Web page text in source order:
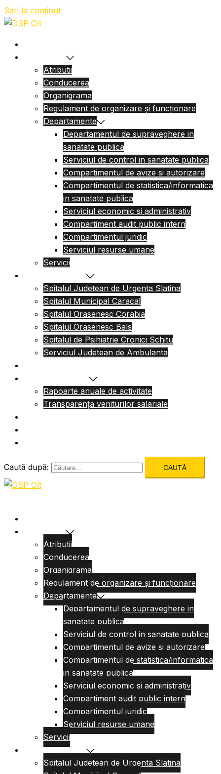
Sari la conținut
Atributii
Conducerea
Organigrama
Regulament de organizare și funcționare
Departamente
Departamentul de supraveghere in
sanatate publica
Serviciul de control in sanatate publica
Compartimentul de avize si autorizare
Compartimentul de statistica/informatica
in sanatate publica
Serviciul economic si administrativ
Compartiment audit public intern
Compartimentul juridic
Serviciul resurse umane
Servicii
Spitalul Judetean de Urgenta Slatina
Spitalul Municipal Caracal
Spitalul Orasenesc Corabia
Spitalul Orasenesc Bals
Spitalul de Psihiatrie Cronici Schitu
Serviciul Judetean de Ambulanta
Rapoarte anuale de activitate
Transparența veniturilor salariale
Caută după:
Atributii
Conducerea
Organigrama
Regulament de organizare și funcționare
Departamente
Departamentul de supraveghere in
sanatate publica
Serviciul de control in sanatate publica
Compartimentul de avize si autorizare
Compartimentul de statistica/informatica
in sanatate publica
Serviciul economic si administrativ
Compartiment audit public intern
Compartimentul juridic
Serviciul resurse umane
Servicii
Reteaua sanitara
Spitalul Judetean de Urgenta Slatina